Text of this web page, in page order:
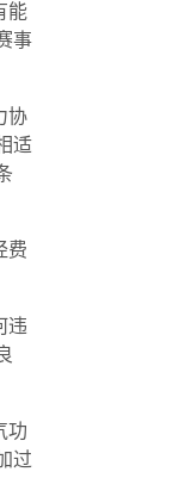
能
事
协
适
费
违
功
过